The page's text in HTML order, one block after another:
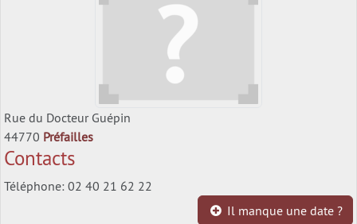
Rue du Docteur Guépin
44770 Préfailles
Contacts
Téléphone: 02 40 21 62 22
Il manque une date ?